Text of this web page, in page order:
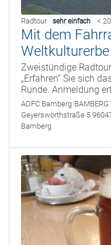
Radtour sehr einfach <
Mit dem
Weltkulturerbe
Zweistündige
„Erfahren“ Sie sich
Runde. Anmeldung
ADFC Bamberg
Geyerswörthstraße 5
Bamberg